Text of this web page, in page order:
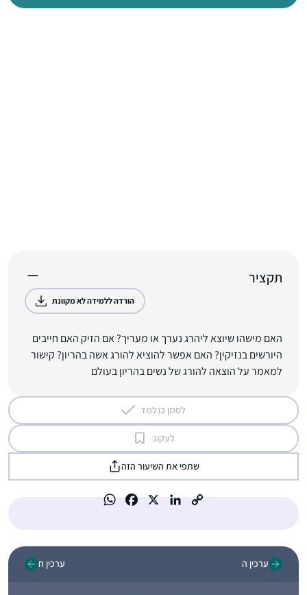
תקציר
הורדה ללמידה לא מקוונת
האם מישהו שיוצא ליהרג נערך או מעריך? אם הזיק האם חייבים
היורשים בנזיקין? האם אפשר להוציא להורג אשה בהריון? קישור
למאמר על הוצאה להורג של נשים בהריון בעולם
לסמן כנלמד
לעקוב
שתפי את השיעור הזה
ערכין ה ערכין ח